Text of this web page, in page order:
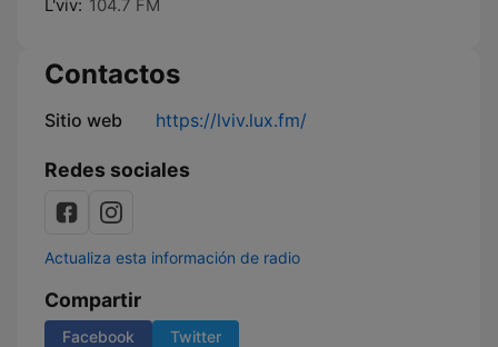
L'viv: 104.7 FM
Contactos
Sitio web https://lviv.lux.fm/
Redes sociales
Actualiza esta información de radio
Compartir
Facebook Twitter